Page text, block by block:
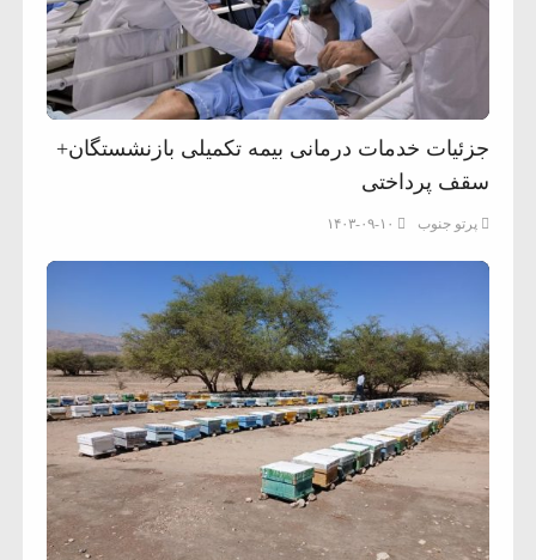
جزئیات خدمات درمانی بیمه تکمیلی بازنشستگان+
سقف پرداختی
پرتو جنوب ۱۴۰۳-۰۹-۱۰